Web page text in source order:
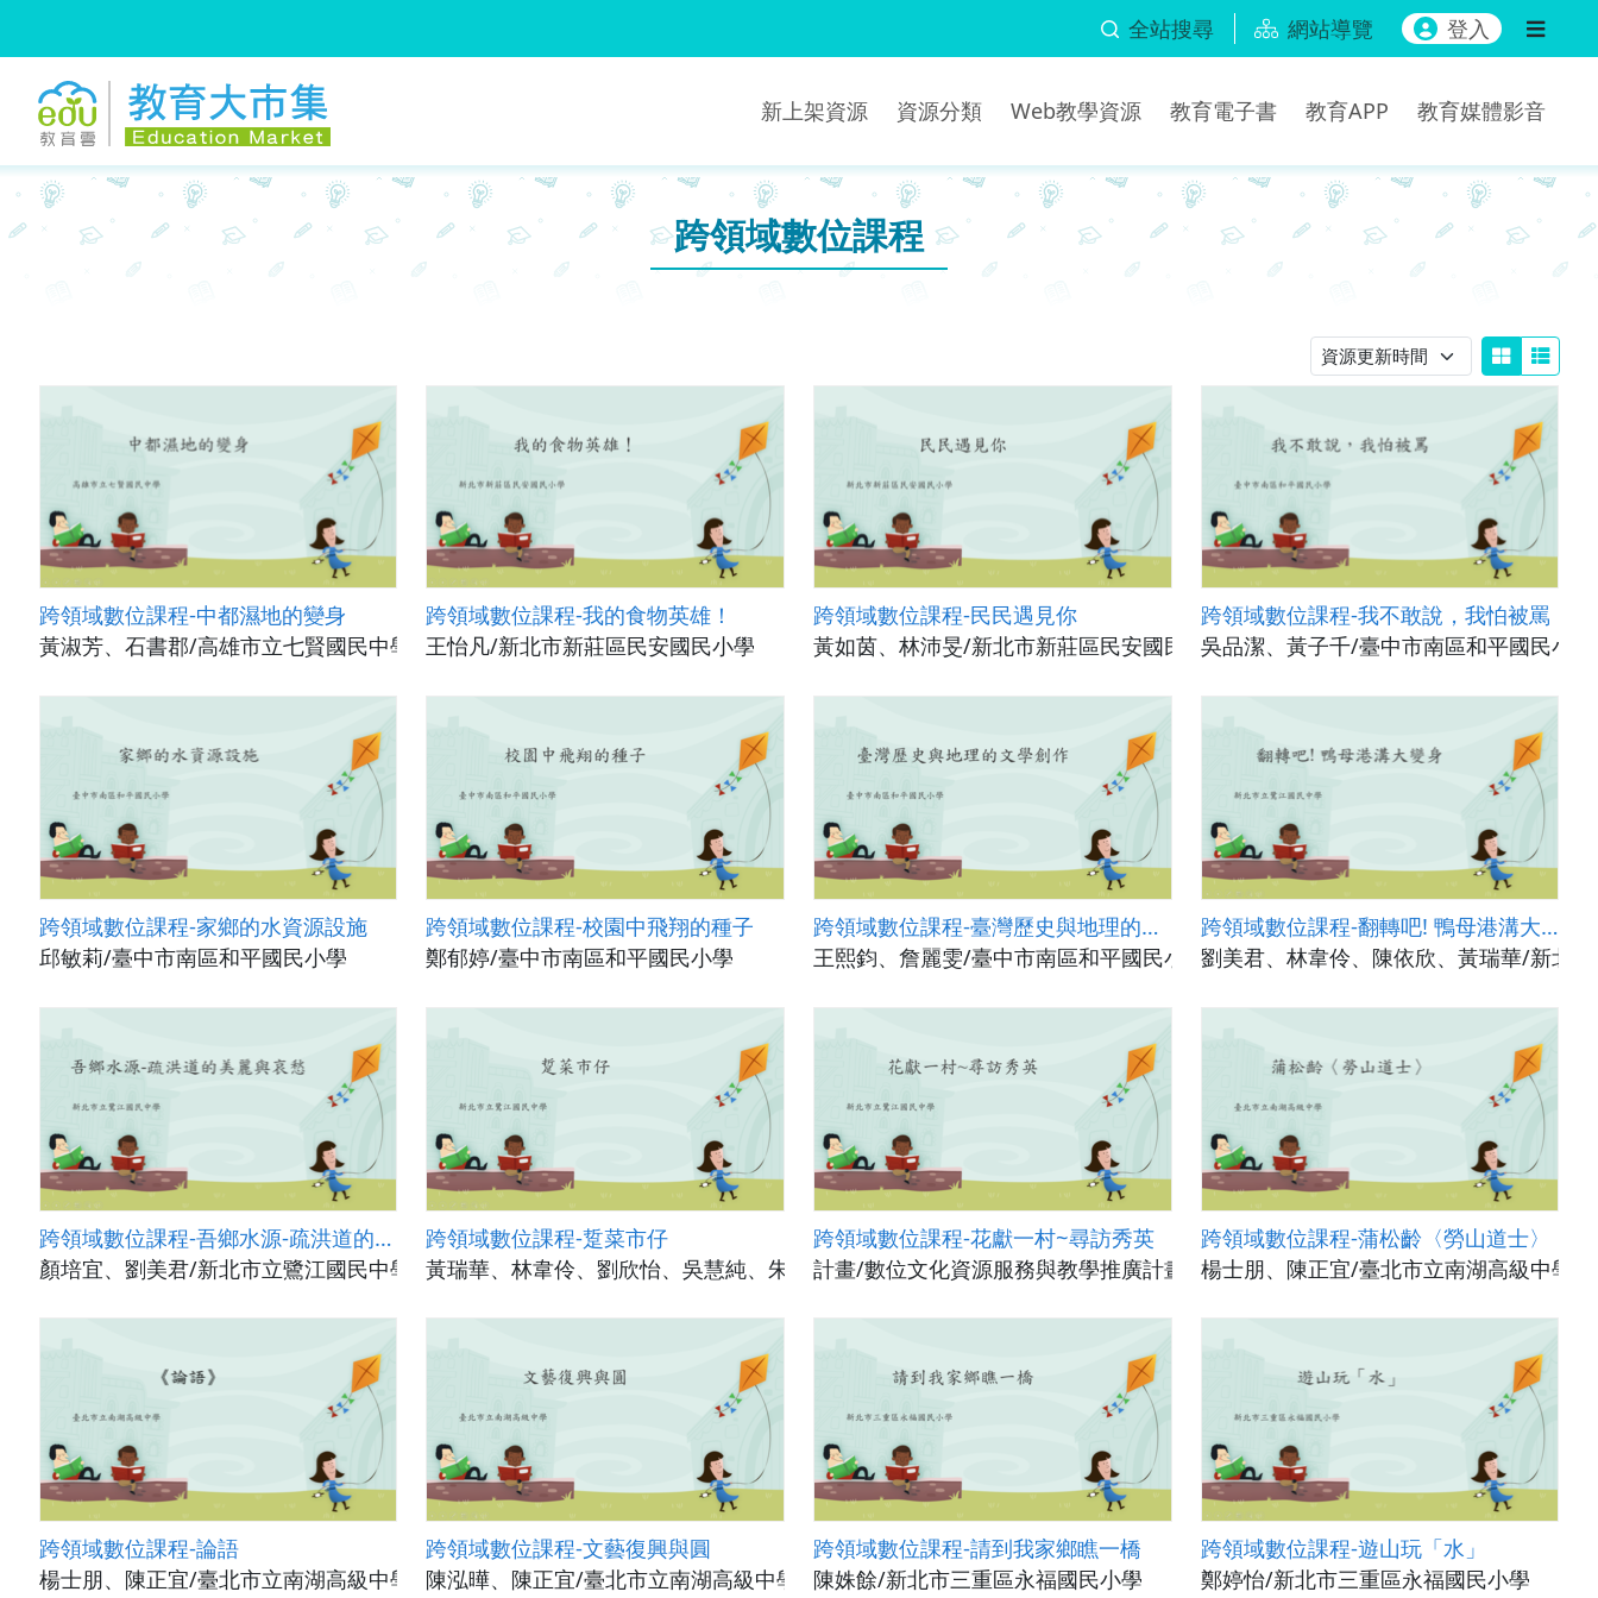
全站搜尋 網站導覽 登入
新上架資源 資源分類 Web教學資源 教育電子書 教育APP 教育媒體影音
跨領域數位課程
跨領域數位課程-中都濕地的變身
黃淑芳、石書郡/高雄市立七賢國民中學
跨領域數位課程-我的食物英雄！
王怡凡/新北市新莊區民安國民小學
跨領域數位課程-民民遇見你
黃如茵、林沛旻/新北市新莊區民安國民小學
跨領域數位課程-我不敢說，我怕被罵
吳品潔、黃子千/臺中市南區和平國民小學
跨領域數位課程-家鄉的水資源設施
邱敏莉/臺中市南區和平國民小學
跨領域數位課程-校園中飛翔的種子
鄭郁婷/臺中市南區和平國民小學
跨領域數位課程-臺灣歷史與地理的文學創作
王熙鈞、詹麗雯/臺中市南區和平國民小學
跨領域數位課程-翻轉吧! 鴨母港溝大變身
劉美君、林韋伶、陳依欣、黃瑞華/新北
跨領域數位課程-吾鄉水源-疏洪道的美麗與哀愁
顏培宜、劉美君/新北市立鷺江國民中學
跨領域數位課程-踅菜市仔
黃瑞華、林韋伶、劉欣怡、吳慧純、朱涵聿/新北市立鷺江國民中學
跨領域數位課程-花獻一村~尋訪秀英
計畫/數位文化資源服務與教學推廣計畫(國立政治大學)
跨領域數位課程-蒲松齡〈勞山道士〉
楊士朋、陳正宜/臺北市立南湖高級中學
跨領域數位課程-論語
楊士朋、陳正宜/臺北市立南湖高級中學
跨領域數位課程-文藝復興與圓
陳泓曄、陳正宜/臺北市立南湖高級中學
跨領域數位課程-請到我家鄉瞧一橋
陳姝餘/新北市三重區永福國民小學
跨領域數位課程-遊山玩「水」
鄭婷怡/新北市三重區永福國民小學